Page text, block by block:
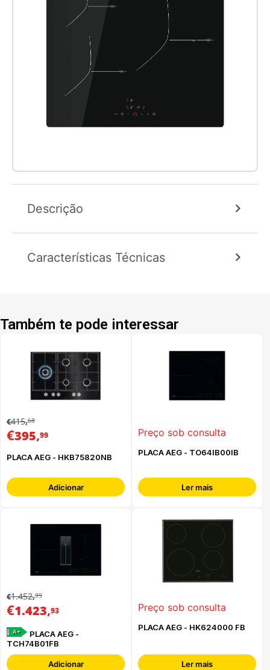
Descrição
Características Técnicas
Também te pode interessar
€415,68
€395,99
PLACA AEG - HKB75820NB
Adicionar
Preço sob consulta
PLACA AEG - TO64IB00IB
Ler mais
€1.452,99
€1.423,93
A+
PLACA AEG -
TCH74B01FB
Adicionar
Preço sob consulta
PLACA AEG - HK624000 FB
Ler mais